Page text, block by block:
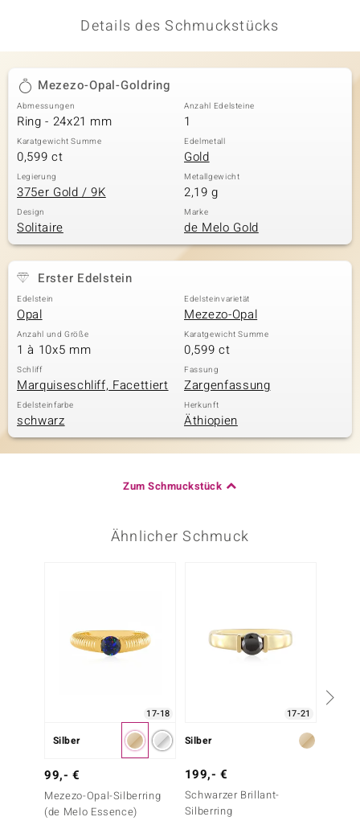
Details des Schmuckstücks
Mezezo-Opal-Goldring
Abmessungen
Ring - 24x21 mm
Anzahl Edelsteine
1
Karatgewicht Summe
0,599 ct
Edelmetall
Gold
Legierung
375er Gold / 9K
Metallgewicht
2,19 g
Design
Solitaire
Marke
de Melo Gold
Erster Edelstein
Edelstein
Opal
Edelsteinvarietät
Mezezo-Opal
Anzahl und Größe
1 à 10x5 mm
Karatgewicht Summe
0,599 ct
Schliff
Marquiseschliff, Facettiert
Fassung
Zargenfassung
Edelsteinfarbe
schwarz
Herkunft
Äthiopien
Zum Schmuckstück
Ähnlicher Schmuck
17-18
Silber
99,- €
Mezezo-Opal-Silberring
(de Melo Essence)
17-21
Silber
199,- €
Schwarzer Brillant-
Silberring